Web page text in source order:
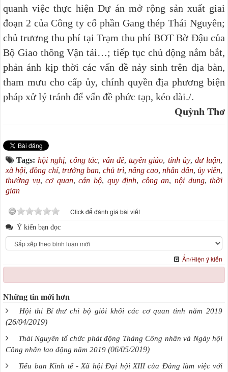
quanh việc thực hiện Dự án mở rộng sản xuất giai
đoạn 2 của Công ty cổ phần Gang thép Thái Nguyên;
chủ trương thu phí tại Trạm thu phí BOT Bờ Đậu của
Bộ Giao thông Vận tải…; tiếp tục chủ động nắm bắt,
phản ánh kịp thời các vấn đề nảy sinh trên địa bàn,
tham mưu cho cấp ủy, chính quyền địa phương biện
pháp xử lý tránh để vấn đề phức tạp, kéo dài./.
Quỳnh Thơ
Tags:hội nghị, công tác, vấn đề,tuyên giáo, tỉnh ủy, dư luận,
xã hội,đồng chí, trưởng ban,chủ trì, nâng cao,nhân dân, ủy viên,
thường vụ,cơ quan,cán bộ, quy định, công an, nội dung,thời
gian
Click để đánh giá bài viết
Ý kiến bạn đọc
Ẩn/Hiện ý kiến
Những tin mới hơn
Hội thi Bí thư chi bộ giỏi khối các cơ quan tỉnh năm 2019
(26/04/2019)
Thái Nguyên tổ chức phát động Tháng Công nhân và Ngày hội
Công nhân lao động năm 2019 (06/05/2019)
Tiểu ban Kinh tế - Xã hội Đại hội XIII của Đảng làm việc với